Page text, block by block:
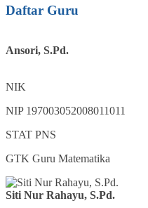
Daftar Guru
Ansori, S.Pd.
NIK
NIP 197003052008011011
STAT PNS
GTK Guru Matematika
Siti Nur Rahayu, S.Pd.